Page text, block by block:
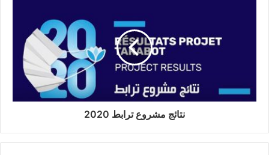
نتائج مشروع ترابط 2020